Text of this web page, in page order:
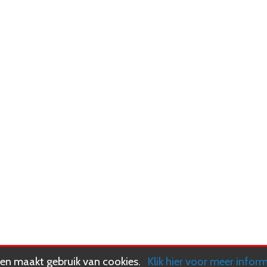
maakt gebruik van cookies. Klik hier voor meer